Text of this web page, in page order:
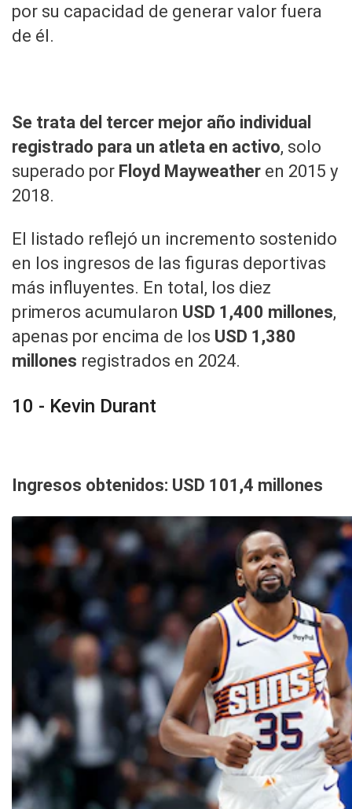
por su capacidad de generar valor fuera
de él.
Se trata del tercer mejor año individual
registrado para un atleta en activo, solo
superado por Floyd Mayweather en 2015 y
2018.
El listado reflejó un incremento sostenido
en los ingresos de las figuras deportivas
más influyentes. En total, los diez
primeros acumularon USD 1,400 millones,
apenas por encima de los USD 1,380
millones registrados en 2024.
10 - Kevin Durant
Ingresos obtenidos: USD 101,4 millones